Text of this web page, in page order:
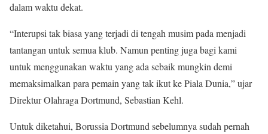
dalam waktu dekat.
“Interupsi tak biasa yang terjadi di tengah musim pada menjadi
tantangan untuk semua klub. Namun penting juga bagi kami
untuk menggunakan waktu yang ada sebaik mungkin demi
memaksimalkan para pemain yang tak ikut ke Piala Dunia,” ujar
Direktur Olahraga Dortmund, Sebastian Kehl.
Untuk diketahui, Borussia Dortmund sebelumnya sudah pernah